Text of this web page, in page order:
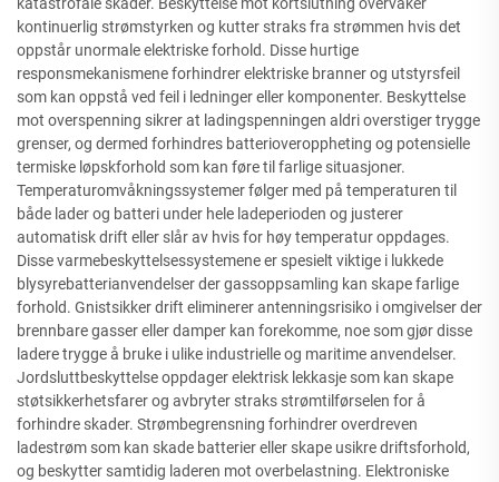
kontinuerlig strømstyrken og kutter straks fra strømmen hvis det
oppstår unormale elektriske forhold. Disse hurtige
responsmekanismene forhindrer elektriske branner og utstyrsfeil
som kan oppstå ved feil i ledninger eller komponenter. Beskyttelse
mot overspenning sikrer at ladingspenningen aldri overstiger trygge
grenser, og dermed forhindres batterioveroppheting og potensielle
termiske løpskforhold som kan føre til farlige situasjoner.
Temperaturomvåkningssystemer følger med på temperaturen til
både lader og batteri under hele ladeperioden og justerer
automatisk drift eller slår av hvis for høy temperatur oppdages.
Disse varmebeskyttelsessystemene er spesielt viktige i lukkede
blysyrebatterianvendelser der gassoppsamling kan skape farlige
forhold. Gnistsikker drift eliminerer antenningsrisiko i omgivelser der
brennbare gasser eller damper kan forekomme, noe som gjør disse
ladere trygge å bruke i ulike industrielle og maritime anvendelser.
Jordsluttbeskyttelse oppdager elektrisk lekkasje som kan skape
støtsikkerhetsfarer og avbryter straks strømtilførselen for å
forhindre skader. Strømbegrensning forhindrer overdreven
ladestrøm som kan skade batterier eller skape usikre driftsforhold,
og beskytter samtidig laderen mot overbelastning. Elektroniske